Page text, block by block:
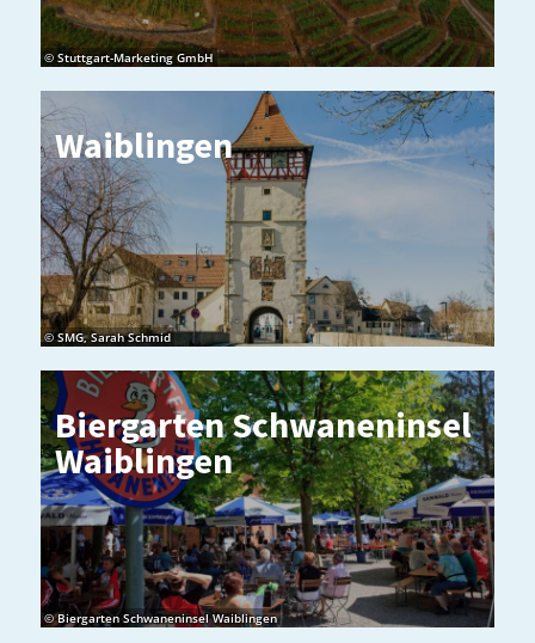
© Stuttgart-Marketing GmbH
© SMG, Sarah Schmid
Waib­lin­gen
© Biergarten Schwaneninsel Waiblingen
Bier­gar­ten Schwa­nen­in­sel
Waib­lin­gen